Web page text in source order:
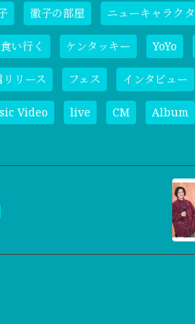
徹子の部屋 ニューキャラク
い行く ケンタッキー YoYo
リース フェス インタビュー
Video live CM Album